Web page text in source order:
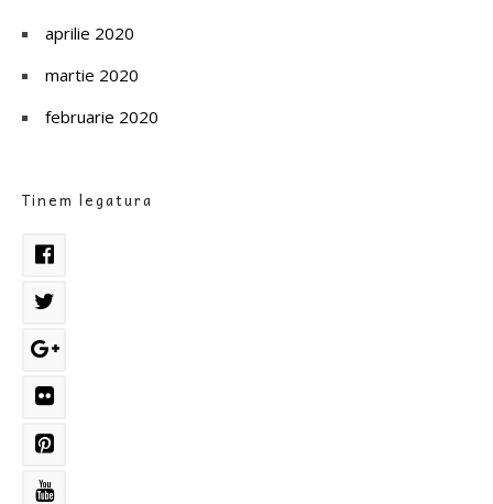
aprilie 2020
martie 2020
februarie 2020
Tinem legatura